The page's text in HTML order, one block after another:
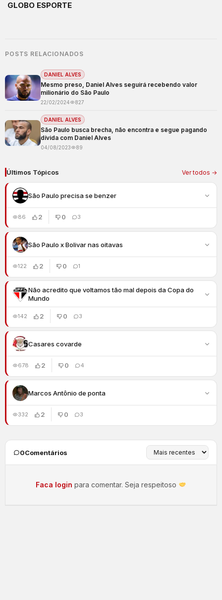
GLOBO ESPORTE
POSTS RELACIONADOS
DANIEL ALVES
Mesmo preso, Daniel Alves seguirá recebendo valor
milionário do São Paulo
22/02/2024 827
DANIEL ALVES
São Paulo busca brecha, não encontra e segue pagando
dívida com Daniel Alves
04/08/2023 89
Últimos Tópicos Ver todos →
São Paulo precisa se benzer
86 2 0 3
São Paulo x Bolivar nas oitavas
122 2 0 1
Não acredito que voltamos tão mal depois da Copa do
Mundo
142 2 0 3
Casares covarde
678 2 0 4
Marcos Antônio de ponta
332 2 0 3
0Comentários
Faca login para comentar. Seja respeitoso